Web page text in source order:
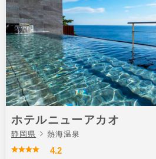
ホテルニューアカオ
静岡県 熱海温泉
4.2